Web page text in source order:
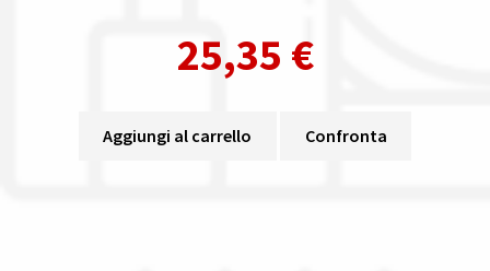
25,35 €
Aggiungi al carrello Confronta